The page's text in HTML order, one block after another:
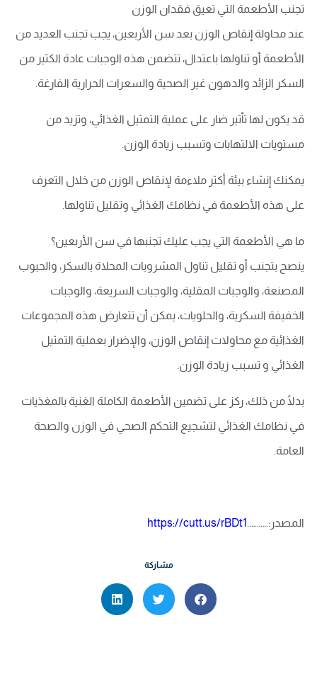
تجنب الأطعمة التي تعيق فقدان الوزن
عند محاولة إنقاص الوزن بعد سن الأربعين، يجب تجنب العديد من
الأطعمة أو تناولها باعتدال، تتضمن هذه الوجبات عادة الكثير من
السكر الزائد والدهون غير الصحية والسعرات الحرارية الفارغة.
قد يكون لها تأثير ضار على عملية التمثيل الغذائي، وتزيد من
مستويات الالتهابات وتسبب زيادة الوزن.
يمكنك إنشاء بيئة أكثر ملاءمة لإنقاص الوزن من خلال التعرف
على هذه الأطعمة في نظامك الغذائي وتقليل تناولها.
ما هي الأطعمة التي يجب عليك تجنبها في سن الأربعين؟
ينصح بتجنب أو تقليل تناول المشروبات المحلاة بالسكر، والحبوب
المصنعة، والوجبات المقلية، والوجبات السريعة، والوجبات
الخفيفة السكرية، والحلويات، يمكن أن تتعارض هذه المجموعات
الغذائية مع محاولات إنقاص الوزن، والإضرار بعملية التمثيل
الغذائي و تسبب زيادة الوزن.
بدلًا من ذلك، ركز على تضمين الأطعمة الكاملة الغنية بالمغذيات
في نظامك الغذائي لتشجيع التحكم الصحي في الوزن والصحة
العامة.
المصدر:………..https://cutt.us/rBDt1
مشاركة